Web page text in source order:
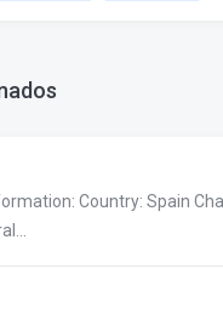
Country: Spain